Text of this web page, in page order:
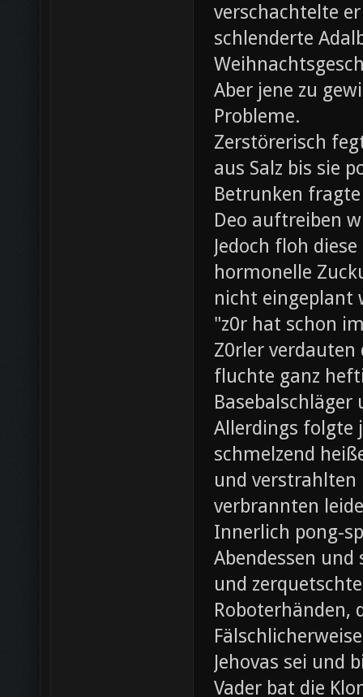
verschachtelte
schlenderte
Aber jene zu
Probleme.
Zerstörerisch
aus Salz bis sie
Betrunken
Deo auftreiben
Jedoch floh
hormonelle
nicht eingeplant
"z0r hat schon
Z0rler
fluchte ganz
Allerdings folgte
schmelzend
und verstrahlten
verbrannten
Innerlich pong-
Abendessen
und
Roboterhänden,
Jehovas sei und
Vader bat die